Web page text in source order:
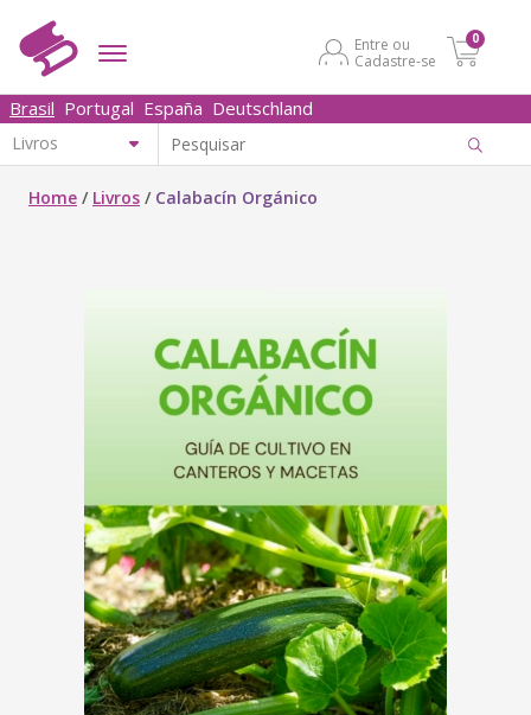
Entre ou
Cadastre-se
0
Brasil Portugal España Deutschland
Home / Livros / Calabacín Orgánico